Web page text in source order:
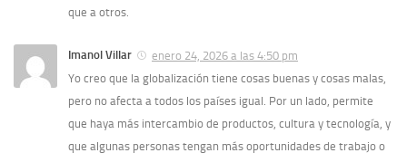
que a otros.
Imanol Villar
enero 24, 2026 a las 4:50 pm
Yo creo que la globalización tiene cosas buenas y cosas malas,
pero no afecta a todos los países igual. Por un lado, permite
que haya más intercambio de productos, cultura y tecnología, y
que algunas personas tengan más oportunidades de trabajo o